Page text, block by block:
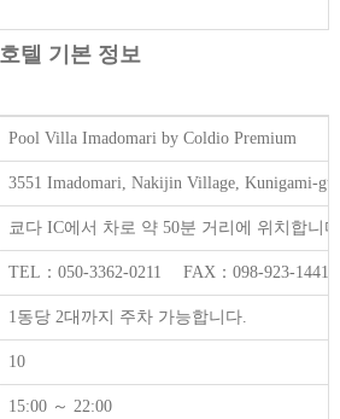
호텔 기본 정보
Pool Villa Imadomari by Coldio Premium
3551 Imadomari, Nakijin Village, Kunigami-
쿄다 IC에서 차로 약 50분 거리에 위치합니
TEL：050-3362-0211 FAX：098-923-1441
1동당 2대까지 주차 가능합니다.
10
15:00 ～ 22:00